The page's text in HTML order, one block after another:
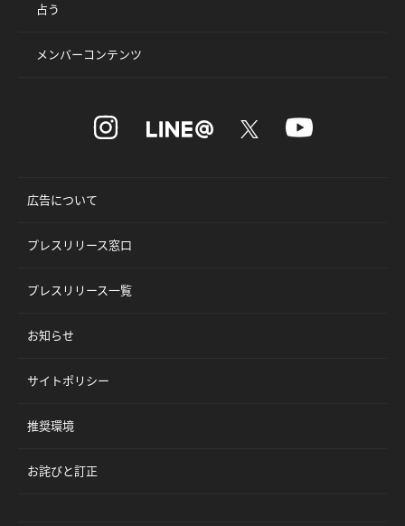
占う
メンバーコンテンツ
広告について
プレスリリース窓口
プレスリリース一覧
お知らせ
サイトポリシー
推奨環境
お詫びと訂正